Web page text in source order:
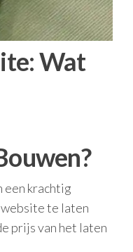
Wat
een krachtig
te laten
prijs van het laten